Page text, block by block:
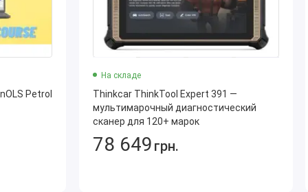
Petrol
На складе
Thinkcar ThinkTool Expert 391 —
мультимарочный диагностический
сканер для 120+ марок
78 649 грн.